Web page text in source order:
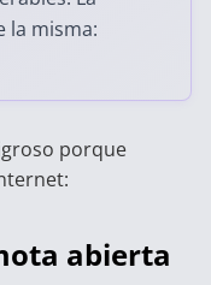
la misma:
porque
abierta